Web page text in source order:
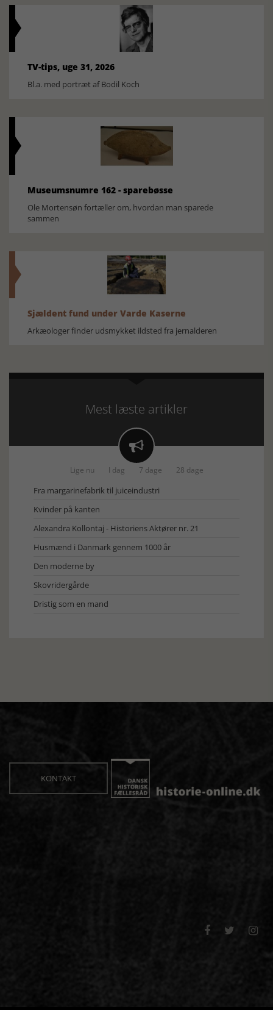
TV-tips, uge 31, 2026
Bl.a. med portræt af Bodil Koch
Museumsnumre 162 - sparebøsse
Ole Mortensøn fortæller om, hvordan man sparede
sammen
Sjældent fund under Varde Kaserne
Arkæologer finder udsmykket ildsted fra jernalderen
Mest læste artikler

Lige nu I dag 7 dage 28 dage
Fra margarinefabrik til juiceindustri
Kvinder på kanten
Alexandra Kollontaj - Historiens Aktører nr. 21
Husmænd i Danmark gennem 1000 år
Den moderne by
Skovridergårde
Dristig som en mand
KONTAKT
  